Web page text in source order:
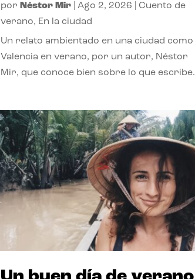
por Néstor Mir |Ago 2, 2026 |Cuento de
verano, En la ciudad
Un relato ambientado en una ciudad como
Valencia en verano, por un autor, Néstor
Mir, que conoce bien sobre lo que escribe.